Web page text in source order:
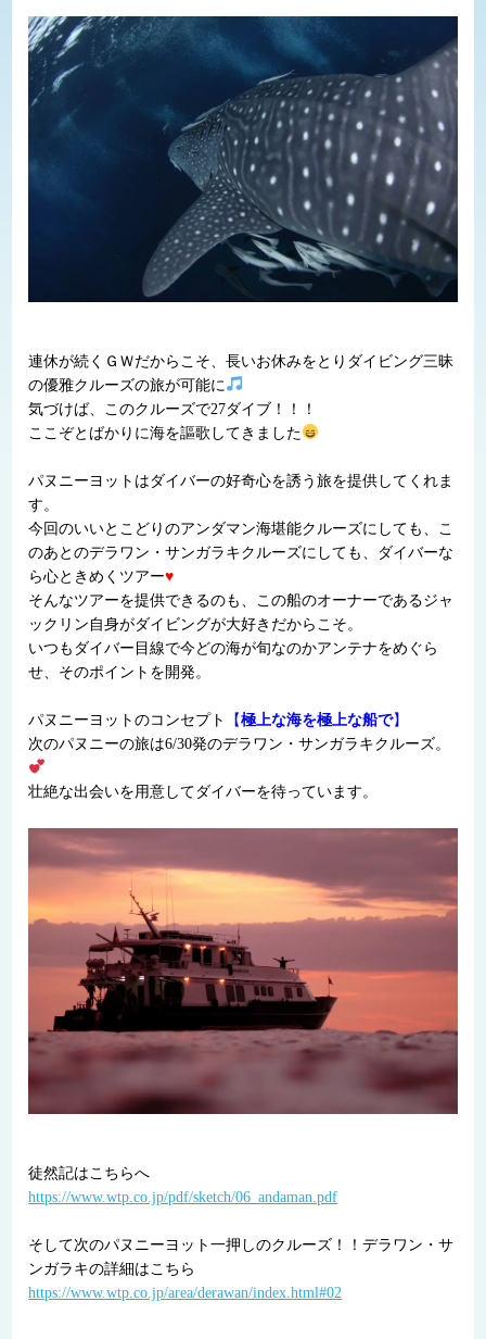
連休が続くＧＷだからこそ、長いお休みをとりダイビング三昧
の優雅クルーズの旅が可能に
気づけば、このクルーズで27ダイブ！！！
ここぞとばかりに海を謳歌してきました
パヌニーヨットはダイバーの好奇心を誘う旅を提供してくれま
す。
今回のいいとこどりのアンダマン海堪能クルーズにしても、こ
のあとのデラワン・サンガラキクルーズにしても、ダイバーな
ら心ときめくツアー♥
そんなツアーを提供できるのも、この船のオーナーであるジャ
ックリン自身がダイビングが大好きだからこそ。
いつもダイバー目線で今どの海が旬なのかアンテナをめぐら
せ、そのポイントを開発。
パヌニーヨットのコンセプト 【極上な海を極上な船で】
次のパヌニーの旅は6/30発のデラワン・サンガラキクルーズ。
壮絶な出会いを用意してダイバーを待っています。
徒然記はこちらへ
https://www.wtp.co.jp/pdf/sketch/06_andaman.pdf
そして次のパヌニーヨット一押しのクルーズ！！デラワン・サ
ンガラキの詳細はこちら
https://www.wtp.co.jp/area/derawan/index.html#02